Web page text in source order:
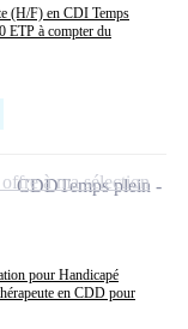
(H/F) en CDI Temps
ETP à compter du
pour Handicapé
en CDD pour
CDDTemps plein
à ma sélection